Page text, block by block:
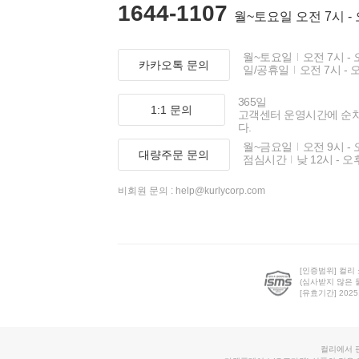
1644-1107 월~토요일 오전 7시 -
카카오톡 문의
월~토요일
오전 7시 -
일/공휴일
오전 7시 -
1:1 문의
365일
고객센터 운영시간에 순
다.
대량주문 문의
월~금요일
오전 9시 -
점심시간
낮 12시 - 오
비회원 문의 : help@kurlycorp.com
[인증범위] 컬리
(심사받지 않은
[유효기간]
컬리에서